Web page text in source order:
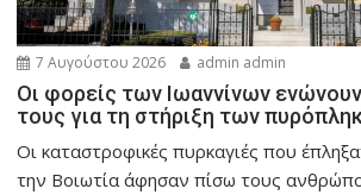
7 Αυγούστου 2026 admin admin
Οι φορείς των Ιωαννίνων ενώνουν
τους για τη στήριξη των
Οι καταστροφικές πυρκαγιές που
την Bοιωτία άφησαν πίσω τους